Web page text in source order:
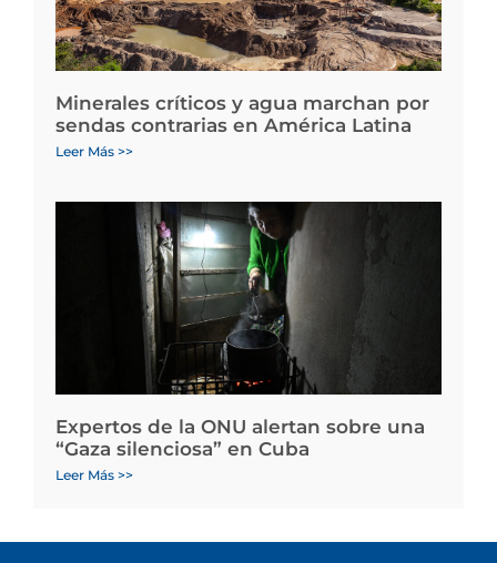
Minerales críticos y agua marchan por
sendas contrarias en América Latina
Leer Más >>
Expertos de la ONU alertan sobre una
“Gaza silenciosa” en Cuba
Leer Más >>